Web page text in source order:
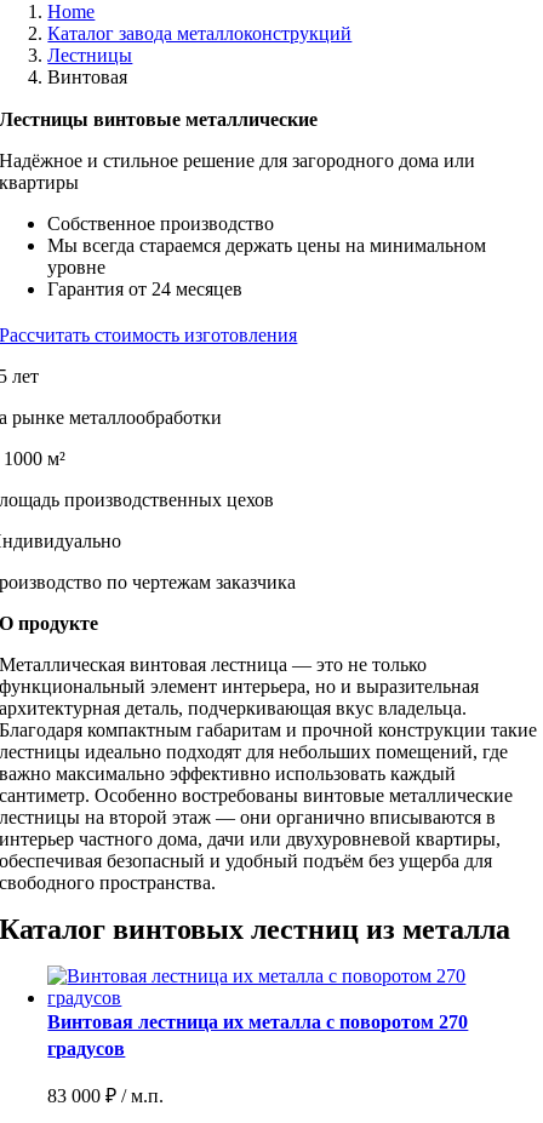
Home
Каталог завода металлоконструкций
Лестницы
Винтовая
Лестницы винтовые металлические
Надёжное и стильное решение для загородного дома или
квартиры
Собственное производство
Мы всегда стараемся держать цены на минимальном
уровне
Гарантия от 24 месяцев
Рассчитать стоимость изготовления
лет
рынке металлообработки
м²
производственных цехов
по чертежам заказчика
О продукте
Металлическая винтовая лестница — это не только
функциональный элемент интерьера, но и выразительная
архитектурная деталь, подчеркивающая вкус владельца.
Благодаря компактным габаритам и прочной конструкции такие
лестницы идеально подходят для небольших помещений, где
важно максимально эффективно использовать каждый
сантиметр. Особенно востребованы винтовые металлические
лестницы на второй этаж — они органично вписываются в
интерьер частного дома, дачи или двухуровневой квартиры,
обеспечивая безопасный и удобный подъём без ущерба для
свободного пространства.
Каталог винтовых лестниц из металла
Винтовая лестница их металла с поворотом 270
градусов
83 000₽ / м.п.